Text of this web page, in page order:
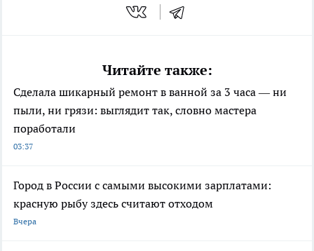
Читайте также:
Сделала шикарный ремонт в ванной за 3 часа — ни
пыли, ни грязи: выглядит так, словно мастера
поработали
03:37
Город в России с самыми высокими зарплатами:
красную рыбу здесь считают отходом
Вчера